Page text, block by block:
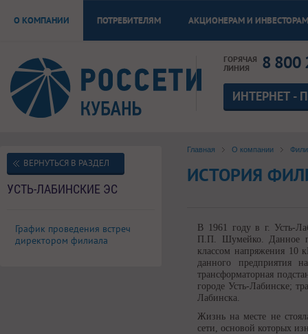
О КОМПАНИИ ПОТРЕБИТЕЛЯМ АКЦИОНЕРАМ И ИНВЕСТОРАМ
ГОРЯЧАЯ
ЛИНИЯ
8 800
ИНТЕРНЕТ -
Главная О компании
ИСТОРИЯ
В 1961 году в г. Усть-
П.П. Шумейко. Данное
классом напряжения 10
данного предприятия
трансформаторная
городе Усть-Лабинске;
Лабинска.
Жизнь на месте не
сети, основой которых
ВЕРНУТЬСЯ В РАЗДЕЛ
УСТЬ-ЛАБИНСКИЕ ЭС
График проведения встреч
директором филиала